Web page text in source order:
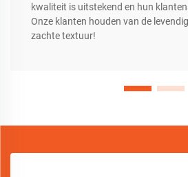
kwaliteit is uitstekend en hun
Onze klanten houden van de
zachte textuur!